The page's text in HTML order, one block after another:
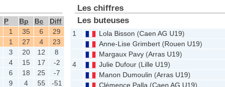
P Bp Bc
Diff
1 35 6
29
1 27 4
23
3 20 12
8
4 15 17
-2
6 18 25
-7
9 4 55
-51
Les chiffres
Les buteuses
1 Lola Bisson (Caen AG U19)
Anne-Lise Grimbert(Rouen U19)
Margaux Pavy(Arras U19)
4
Julie Dufour(Lille U19)
Manon Dumoulin (Arras U19)
Clémence Palla(Caen AG U19)